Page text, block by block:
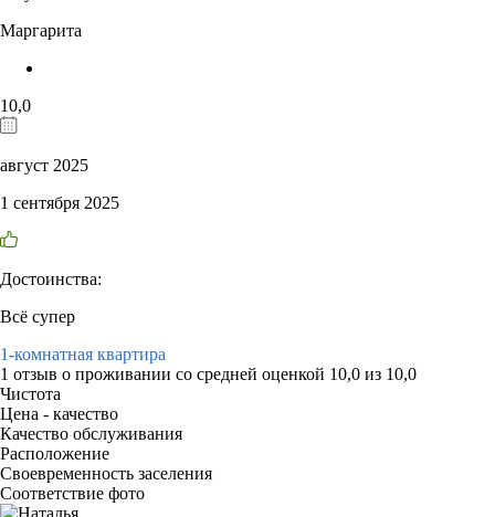
Маргарита
10,0
август 2025
1 сентября 2025
Достоинства:
Всё супер
1-комнатная квартира
1 отзыв о проживании со средней оценкой 10,0 из 10,0
Чистота
Цена - качество
Качество обслуживания
Расположение
Своевременность заселения
Соответствие фото